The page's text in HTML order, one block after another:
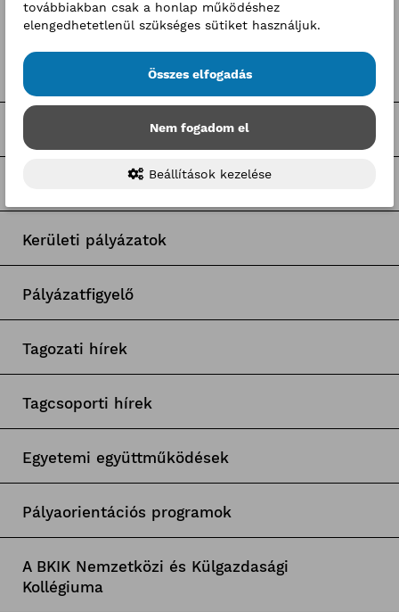
Címkék
Pályaorientációs hírek
BKIK Szakképzési Iroda pályázatok
Nagy Elek cikkek
Kerületi pályázatok
Pályázatfigyelő
Tagozati hírek
Tagcsoporti hírek
Egyetemi együttműködések
Pályaorientációs programok
A BKIK Nemzetközi és Külgazdasági
Kollégiuma
továbbiakban csak a honlap működéshez
elengedhetetlenül szükséges sütiket használjuk.
Összes elfogadás
Nem fogadom el
Beállítások kezelése